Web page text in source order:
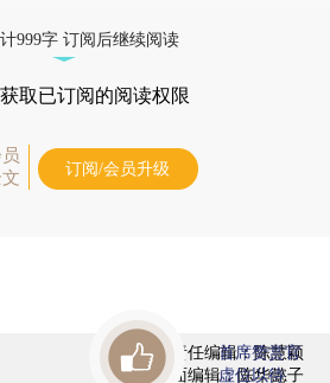
999字 订阅后继续阅读
取已订阅的阅读权限
订阅/会员升级
责任编辑：陈慧颖
版面编辑：陈华懿子
首席赞赏官
虚位以待